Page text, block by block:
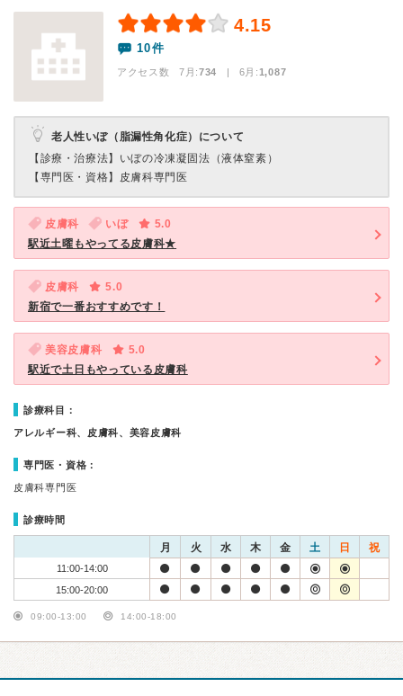
4.15
10件
アクセス数 7月:734 | 6月:1,087
老人性いぼ（脂漏性角化症）について
【診療・治療法】 いぼの冷凍凝固法（液体窒素）
【専門医・資格】 皮膚科専門医
皮膚科 いぼ
5.0
駅近土曜もやってる皮膚科★
皮膚科
5.0
新宿で一番おすすめです！
美容皮膚科
5.0
駅近で土日もやっている皮膚科
診療科目：
アレルギー科、皮膚科、美容皮膚科
専門医・資格：
皮膚科専門医
診療時間
月 火 水 木 金 土 日 祝
11:00-14:00
15:00-20:00
09:00-13:00 14:00-18:00